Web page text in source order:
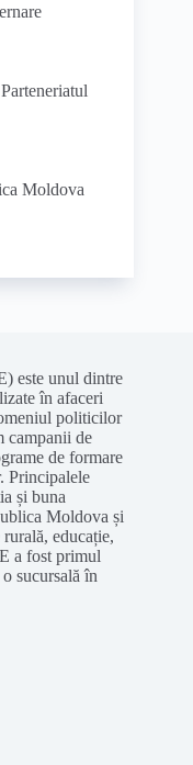
Moldova
este unul dintre
în afaceri
politicilor
campanii de
de formare
Principalele
și buna
Moldova și
educație,
a fost primul
sucursală în